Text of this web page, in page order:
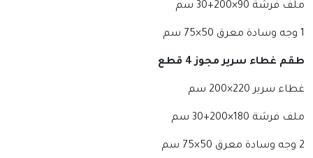
ملف فرشة 90×200+30 سم
1 وجه وسادة معرق 50×75 سم
طقم غطاء سرير مجوز 4 قطع
غطاء سرير 220×200 سم
ملف فرشة 180×200+30 سم
2 وجه وسادة معرق 50×75 سم